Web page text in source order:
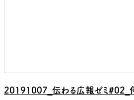
20191007_伝わる広報ゼミ#02_